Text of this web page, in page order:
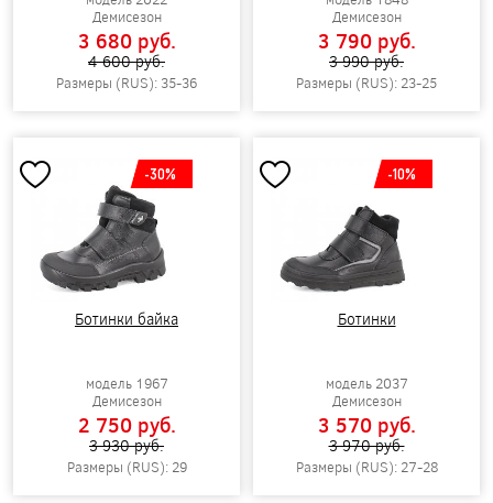
Демисезон
3 680 pуб.
4 600 pуб.
Размеры (RUS): 35-36
Демисезон
3 790 pуб.
3 990 pуб.
Размеры (RUS): 23-25
-30%
Ботинки байка
модель 1967
Демисезон
2 750 pуб.
3 930 pуб.
Размеры (RUS): 29
-10%
Ботинки
модель 2037
Демисезон
3 570 pуб.
3 970 pуб.
Размеры (RUS): 27-28